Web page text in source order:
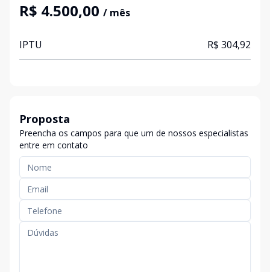
R$ 4.500,00 / mês
IPTU R$ 304,92
Proposta
Preencha os campos para que um de nossos especialistas
entre em contato